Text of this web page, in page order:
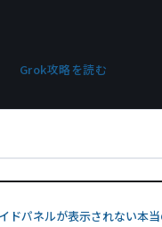
Grok攻略を読む
ドパネルが表示されない本